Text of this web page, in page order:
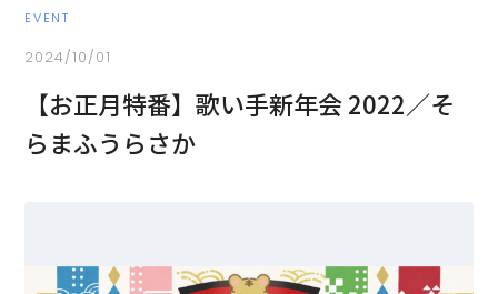
EVENT
2024/10/01
【お正月特番】歌い手新年会 2022／そ
らまふうらさか